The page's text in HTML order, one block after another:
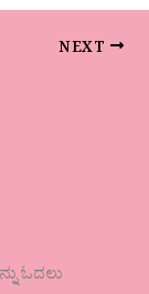
NEXT
ಓದಲು